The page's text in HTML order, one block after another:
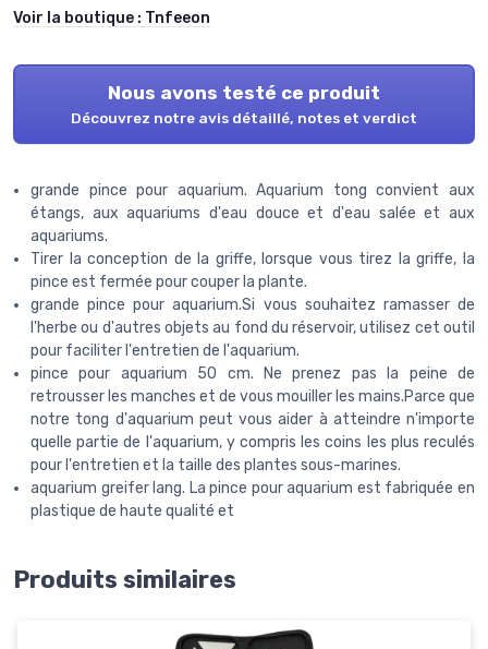
Voir la boutique : Tnfeeon
Nous avons testé ce produit
Découvrez notre avis détaillé, notes et verdict
grande pince pour aquarium. Aquarium tong convient aux
étangs, aux aquariums d'eau douce et d'eau salée et aux
aquariums.
Tirer la conception de la griffe, lorsque vous tirez la griffe, la
pince est fermée pour couper la plante.
grande pince pour aquarium.Si vous souhaitez ramasser de
l'herbe ou d'autres objets au fond du réservoir, utilisez cet outil
pour faciliter l'entretien de l'aquarium.
pince pour aquarium 50 cm. Ne prenez pas la peine de
retrousser les manches et de vous mouiller les mains.Parce que
notre tong d'aquarium peut vous aider à atteindre n'importe
quelle partie de l'aquarium, y compris les coins les plus reculés
pour l'entretien et la taille des plantes sous-marines.
aquarium greifer lang. La pince pour aquarium est fabriquée en
plastique de haute qualité et
Produits similaires